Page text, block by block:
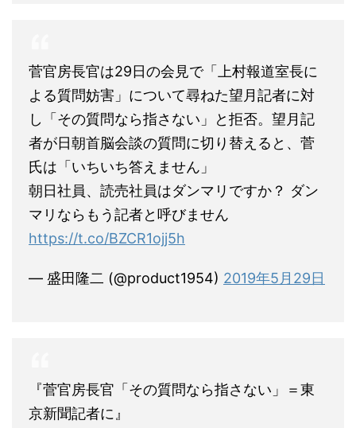
菅官房長官は29日の会見で「上村報道室長に
よる質問妨害」について尋ねた望月記者に対
し「その質問なら指さない」と拒否。望月記
者が日朝首脳会談の質問に切り替えると、菅
氏は「いちいち答えません」
朝日社員、読売社員はダンマリですか？ ダン
マリならもう記者と呼びません
https://t.co/BZCR1ojj5h
— 盛田隆二 (@product1954) 2019年5月29日
『菅官房長官「その質問なら指さない」＝東
京新聞記者に』